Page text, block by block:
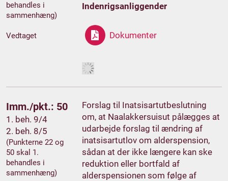
behandles i
sammenhæng)
Vedtaget
Indenrigsanliggender
Dokumenter
Imm./pkt.: 50
1. beh. 9/4
2. beh. 8/5
(Punkterne 22 og
50 skal 1.
behandles i
sammenhæng)
Forslag til Inatsisartutbeslutning
om, at Naalakkersuisut pålægges at
udarbejde forslag til ændring af
inatsisartutlov om alderspension,
sådan at der ikke længere kan ske
reduktion eller bortfald af
alderspensionen som følge af